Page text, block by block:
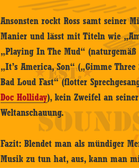
Ansonsten rockt Ross samt seiner
Manier und lässt mit Titeln wie
„Playing In The Mud“
„It’s America, Son“ („Gimme
Bad Loud Fast“ (flotter
Doc Holliday), kein Zweifel an
Weltanschauung.
Fazit: Blendet man als mündiger
Musik zu tun hat, aus, kann man